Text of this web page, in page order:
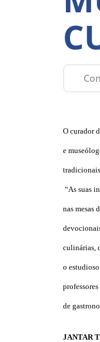
O curador
e
“As suas
nas mesas
culinárias,
o
de
JANTAR